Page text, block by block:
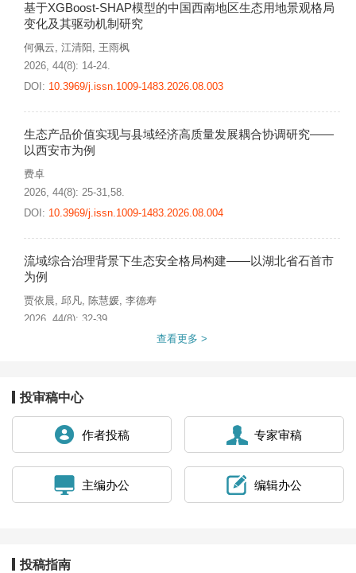
基于XGBoost-SHAP模型的中国西南地区生态用地景观格局
变化及其驱动机制研究
何佩云, 江清阳 , 王雨枫
2026, 44(8): 14-24.
DOI: 10.3969/j.issn.1009-1483.2026.08.003
生态产品价值实现与县域经济高质量发展耦合协调研究——
以西安市为例
费卓
2026, 44(8): 25-31,58.
DOI: 10.3969/j.issn.1009-1483.2026.08.004
流域综合治理背景下生态安全格局构建——以湖北省石首市
为例
贾依晨, 邱凡, 陈慧媛, 李德寿
2026, 44(8): 32-39.
10.3969/j.issn.1009-1483.2026.08.005
2026, 44(8): 40-48.
DOI:10.3969/j.issn.1009-1483.2026.08.006
城市更新
付朝伟,王石林
查看更多 >
投审稿中心
作者投稿 专家审稿
主编办公 编辑办公
投稿指南